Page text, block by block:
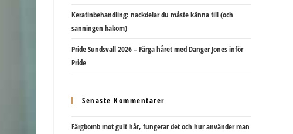
Keratinbehandling: nackdelar du måste känna till (och
sanningen bakom)
Pride Sundsvall 2026 – Färga håret med Danger Jones inför
Pride
Senaste Kommentarer
Färgbomb mot gult hår, fungerar det och hur använder man